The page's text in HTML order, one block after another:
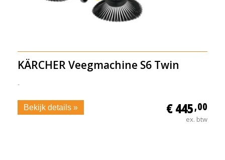
KÄRCHER Veegmachine S6 Twin
-
€ 445,00
ex. btw
Bekijk details »